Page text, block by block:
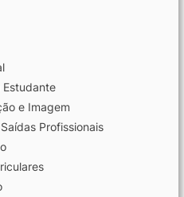
Campus
e Imagem
Profissionais